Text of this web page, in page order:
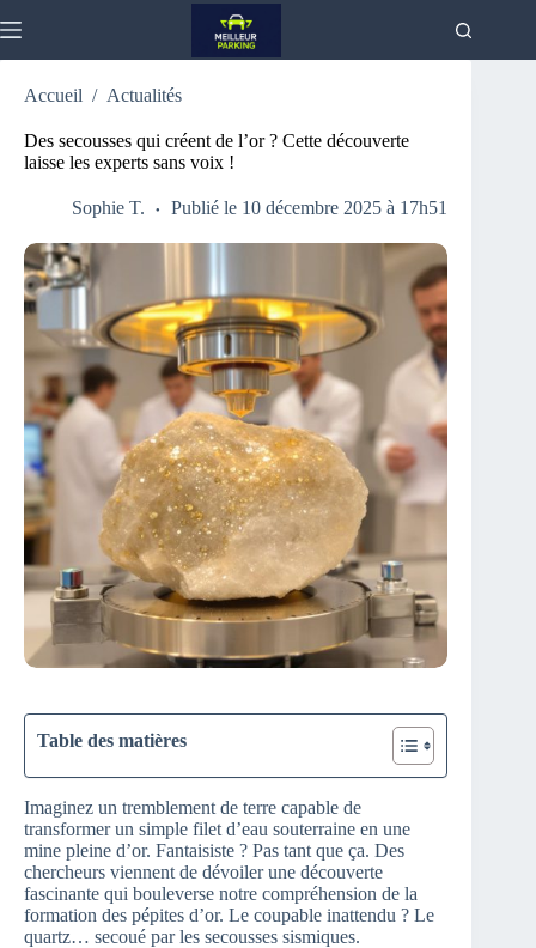
au
Accueil / Actualités
Des secousses qui créent de l’or ? Cette découverte
laisse les experts sans voix !
Sophie T. Publié le 10 décembre 2025 à 17h51
Table des matières
Imaginez un tremblement de terre capable de
transformer un simple filet d’eau souterraine en une
mine pleine d’or. Fantaisiste ? Pas tant que ça. Des
chercheurs viennent de dévoiler une découverte
fascinante qui bouleverse notre compréhension de la
formation des pépites d’or. Le coupable inattendu ? Le
quartz… secoué par les secousses sismiques.